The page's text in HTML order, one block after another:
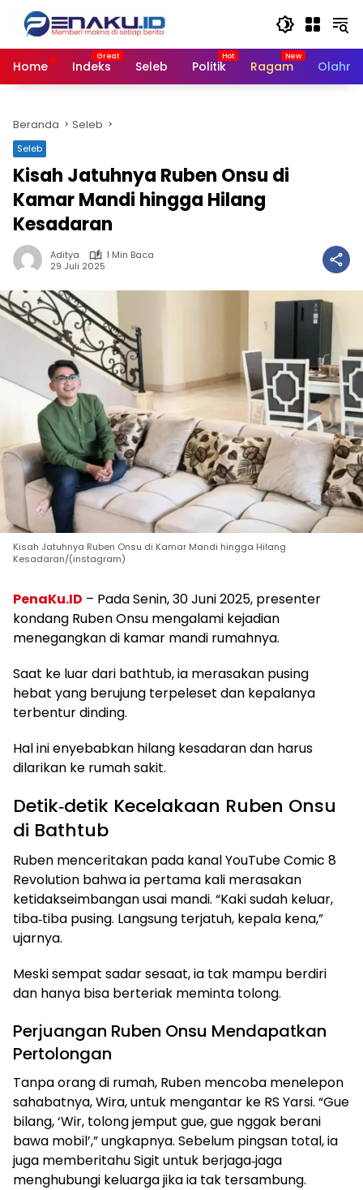
Langsung
konten
Home
Indeks Seleb Politik Ragam
Beranda Seleb
Seleb
Kisah Jatuhnya Ruben Onsu di
Kamar Mandi hingga Hilang
Kesadaran
Aditya
1 Min Baca
29 Juli 2025
Kisah Jatuhnya Ruben Onsu di Kamar Mandi hingga Hilang
Kesadaran/(instagram)
PenaKu.ID – Pada Senin, 30 Juni 2025, presenter
kondang Ruben Onsu mengalami kejadian
menegangkan di kamar mandi rumahnya.
Saat ke luar dari bathtub, ia merasakan pusing
hebat yang berujung terpeleset dan kepalanya
terbentur dinding.
Hal ini enyebabkan hilang kesadaran dan harus
dilarikan ke rumah sakit.
Detik‑detik Kecelakaan Ruben Onsu
di Bathtub
Ruben menceritakan pada kanal YouTube Comic 8
Revolution bahwa ia pertama kali merasakan
ketidakseimbangan usai mandi. “Kaki sudah keluar,
tiba‑tiba pusing. Langsung terjatuh, kepala kena,”
ujarnya.
Meski sempat sadar sesaat, ia tak mampu berdiri
dan hanya bisa berteriak meminta tolong.
Perjuangan Ruben Onsu Mendapatkan
Pertolongan
Tanpa orang di rumah, Ruben mencoba menelepon
sahabatnya, Wira, untuk mengantar ke RS Yarsi. “Gue
bilang, ‘Wir, tolong jemput gue, gue nggak berani
bawa mobil’,” ungkapnya. Sebelum pingsan total, ia
juga memberitahu Sigit untuk berjaga‑jaga
menghubungi keluarga jika ia tak tersambung.